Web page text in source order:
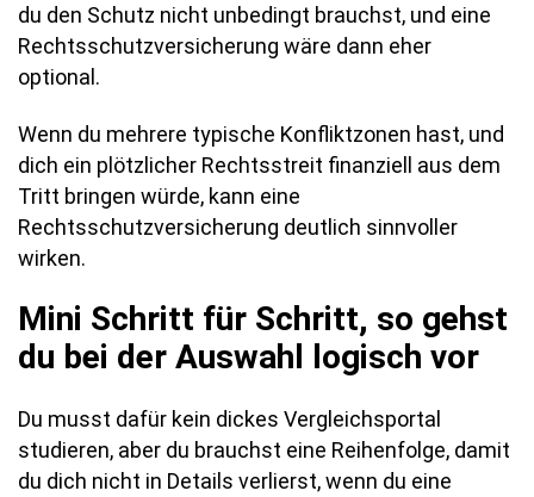
du den Schutz nicht unbedingt brauchst, und eine
Rechtsschutzversicherung wäre dann eher
optional.
Wenn du mehrere typische Konfliktzonen hast, und
dich ein plötzlicher Rechtsstreit finanziell aus dem
Tritt bringen würde, kann eine
Rechtsschutzversicherung deutlich sinnvoller
wirken.
Mini Schritt für Schritt, so gehst
du bei der Auswahl logisch vor
Du musst dafür kein dickes Vergleichsportal
studieren, aber du brauchst eine Reihenfolge, damit
du dich nicht in Details verlierst, wenn du eine